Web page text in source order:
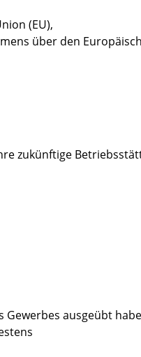
(EU),
über den
zukünftige
Gewerbes ausgeübt